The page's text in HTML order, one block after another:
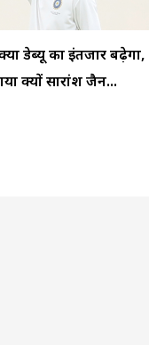
डेब्यू का इंतजार बढ़ेगा,
क्यों सारांश जैन...